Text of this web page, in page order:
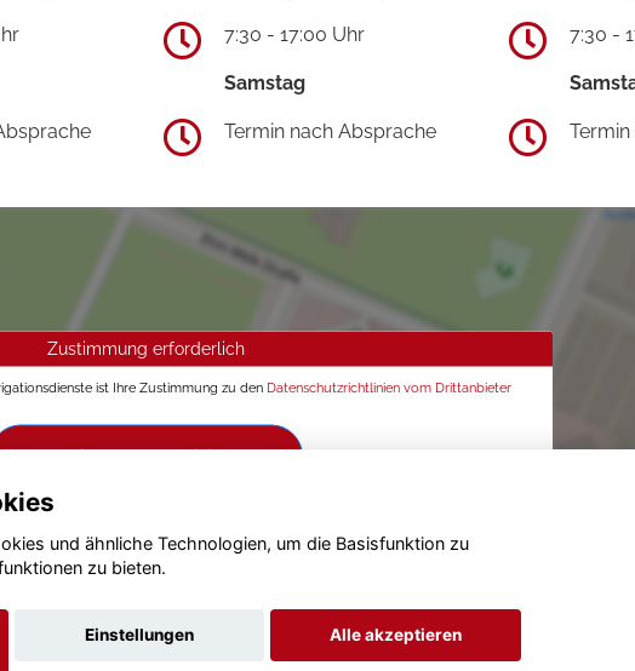
7:30 - 17:00 Uhr
Samstag
Termin nach Absprache
7:30 -
Zustimmung erforderlich
ist Ihre Zustimmung zu den Datenschutzrichtlinien vom Drittanbieter
und ähnliche Technologien, um die Basisfunktion zu
zu bieten.
Einstellungen Alle akzeptieren